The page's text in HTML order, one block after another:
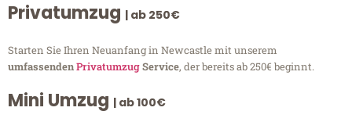
Privatumzug | ab 250€
Starten Sie Ihren Neuanfang in Newcastle mit unserem
umfassendenPrivatumzugService, der bereits ab 250€ beginnt.
Mini Umzug | ab 100€